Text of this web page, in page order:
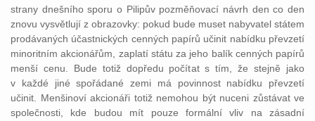
strany dnešního sporu o Pilipův pozměňovací návrh den co den
znovu vysvětlují z obrazovky: pokud bude muset nabyvatel státem
prodávaných účastnických cenných papírů učinit nabídku převzetí
minoritním akcionářům, zaplatí státu za jeho balík cenných papírů
menší cenu. Bude totiž dopředu počítat s tím, že stejně jako
v každé jiné spořádané zemi má povinnost nabídku převzetí
učinit. Menšinoví akcionáři totiž nemohou být nuceni zůstávat ve
společnosti, kde budou mít pouze formální vliv na zásadní